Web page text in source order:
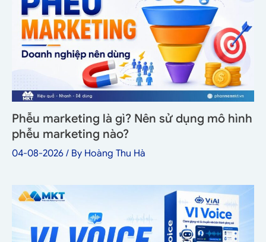
Phễu marketing là gì? Nên sử dụng mô hình
phễu marketing nào?
04-08-2026 / By Hoàng Thu Hà